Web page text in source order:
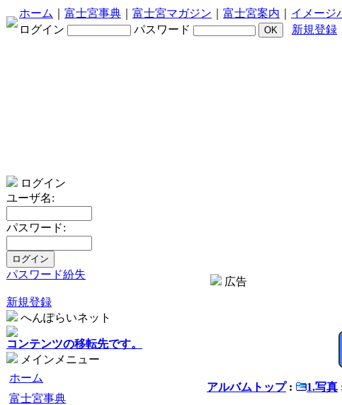
ホーム 富士宮事典 富士宮マガジン 富士宮案内 イメージ
ログイン
パスワード 新規登録
ログイン
ユーザ名:
パスワード:
パスワード紛失
新規登録
へんぽらいネット
コンテンツの移転先です。
メインメニュー
ホーム
富士宮事典
広告
アルバムトップ: 1.写真